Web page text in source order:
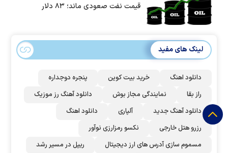
قیمت نفت صعودی ماند؛ ۸۳ دلار
لینک های مفید
دانلود اهنگ خرید بیت کوین
پنجره دوجداره
راز بقا
نمایندگی مجاز بوش
دانلود آهنگ رز‌ موزیک
دانلود آهنگ جدید
آلپاری
دانلود اهنگ
رزرو هتل خارجی
نکسو رمزارزی نوآور
مسموم سازی آدرس های ارز دیجیتال
ریپل در مسیر رشد